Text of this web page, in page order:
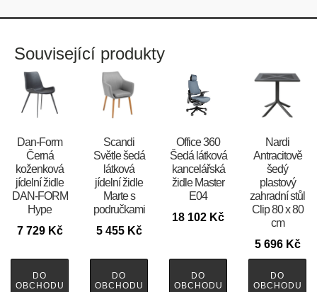
Související produkty
​​​​​Dan-Form
Černá
koženková
jídelní židle
DAN-FORM
Hype
7 729 Kč
DO
OBCHODU
Scandi
Světle šedá
látková
jídelní židle
Marte s
područkami
5 455 Kč
DO
OBCHODU
Office 360
Šedá látková
kancelářská
židle Master
E04
18 102 Kč
DO
OBCHODU
Nardi
Antracitově
šedý
plastový
zahradní stůl
Clip 80 x 80
cm
5 696 Kč
DO
OBCHODU